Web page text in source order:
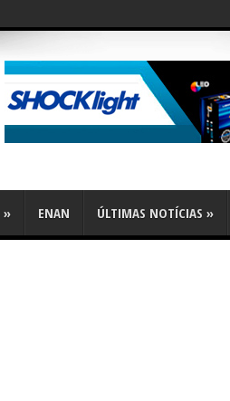
» ENAN ÚLTIMAS NOTÍCIAS »